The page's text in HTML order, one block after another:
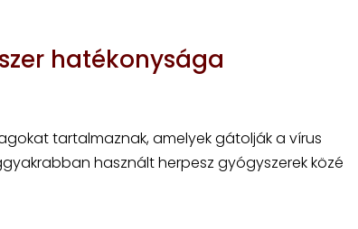
hatékonysága
tartalmaznak, amelyek gátolják a vírus
használt herpesz gyógyszerek közé